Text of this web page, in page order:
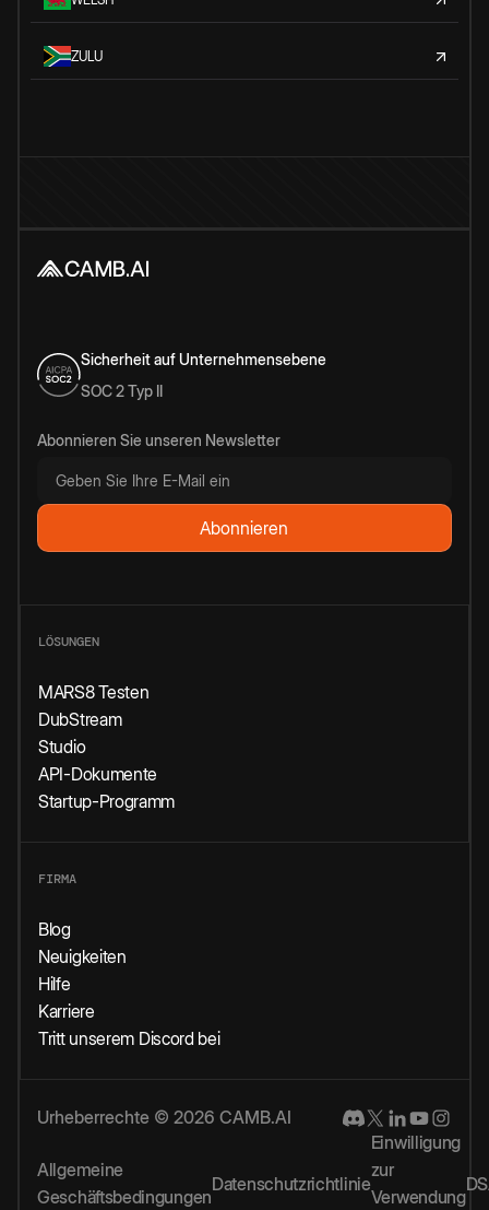
ZULU
Sicherheit auf Unternehmensebene
SOC 2 Typ II
Abonnieren Sie unseren Newsletter
LÖSUNGEN
MARS8 Testen
DubStream
Studio
API-Dokumente
Startup-Programm
FIRMA
Blog
Neuigkeiten
Hilfe
Karriere
Tritt unserem Discord bei
Urheberrechte © 2026 CAMB.AI
Allgemeine
Geschäftsbedingungen
Datenschutzrichtlinie
Einwilligung
zur
Verwendung